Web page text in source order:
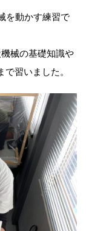
を動かす練習で
械の基礎知識や
習いました。